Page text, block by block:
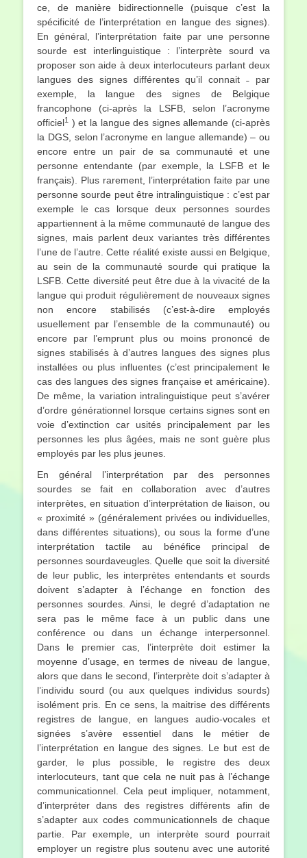
ce, de manière bidirectionnelle (puisque c’est la
spécificité de l’interprétation en langue des signes).
En général, l’interprétation faite par une personne
sourde est interlinguistique : l’interprète sourd va
proposer son aide à deux interlocuteurs parlant deux
langues des signes différentes qu’il connait ˗ par
exemple, la langue des signes de Belgique
francophone (ci-après la LSFB, selon l’acronyme
officiel1
) et la langue des signes allemande (ci-après
la DGS, selon l’acronyme en langue allemande) – ou
encore entre un pair de sa communauté et une
personne entendante (par exemple, la LSFB et le
français). Plus rarement, l’interprétation faite par une
personne sourde peut être intralinguistique : c’est par
exemple le cas lorsque deux personnes sourdes
appartiennent à la même communauté de langue des
signes, mais parlent deux variantes très différentes
l’une de l’autre. Cette réalité existe aussi en Belgique,
au sein de la communauté sourde qui pratique la
LSFB. Cette diversité peut être due à la vivacité de la
langue qui produit régulièrement de nouveaux signes
non encore stabilisés (c’est-à-dire employés
usuellement par l’ensemble de la communauté) ou
encore par l’emprunt plus ou moins prononcé de
signes stabilisés à d’autres langues des signes plus
installées ou plus influentes (c’est principalement le
cas des langues des signes française et américaine).
De même, la variation intralinguistique peut s’avérer
d’ordre générationnel lorsque certains signes sont en
voie d’extinction car usités principalement par les
personnes les plus âgées, mais ne sont guère plus
employés par les plus jeunes.
En général l’interprétation par des personnes
sourdes se fait en collaboration avec d’autres
interprètes, en situation d’interprétation de liaison, ou
« proximité » (généralement privées ou individuelles,
dans différentes situations), ou sous la forme d’une
interprétation tactile au bénéfice principal de
personnes sourdaveugles. Quelle que soit la diversité
de leur public, les interprètes entendants et sourds
doivent s’adapter à l’échange en fonction des
personnes sourdes. Ainsi, le degré d’adaptation ne
sera pas le même face à un public dans une
conférence ou dans un échange interpersonnel.
Dans le premier cas, l’interprète doit estimer la
moyenne d’usage, en termes de niveau de langue,
alors que dans le second, l’interprète doit s’adapter à
l’individu sourd (ou aux quelques individus sourds)
isolément pris. En ce sens, la maitrise des différents
registres de langue, en langues audio-vocales et
signées s’avère essentiel dans le métier de
l’interprétation en langue des signes. Le but est de
garder, le plus possible, le registre des deux
interlocuteurs, tant que cela ne nuit pas à l’échange
communicationnel. Cela peut impliquer, notamment,
d’interpréter dans des registres différents afin de
s’adapter aux codes communicationnels de chaque
partie. Par exemple, un interprète sourd pourrait
employer un registre plus soutenu avec une autorité